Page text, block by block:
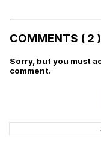
COMMENTS ( 2 )
Sorry, but you must
comment.